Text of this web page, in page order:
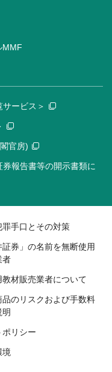
MMF
ービス＞
官房)
報告書等の開示書類に
罪手口とその対策
証券」の名前を無断使用
者
教材販売業者について
品のリスクおよび手数料
ポリシー
境